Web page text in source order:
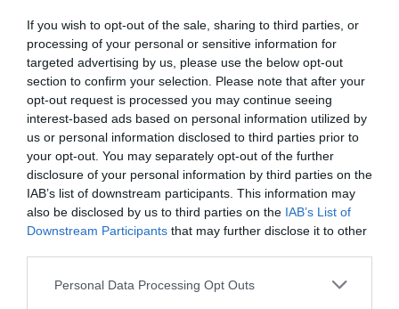
If you wish to opt-out of the sale, sharing to third parties, or
processing of your personal or sensitive information for
targeted advertising by us, please use the below opt-out
section to confirm your selection. Please note that after your
opt-out request is processed you may continue seeing
interest-based ads based on personal information utilized by
us or personal information disclosed to third parties prior to
your opt-out. You may separately opt-out of the further
disclosure of your personal information by third parties on the
IAB’s list of downstream participants. This information may
also be disclosed by us to third parties on the IAB’s List of
Downstream Participants that may further disclose it to other
Personal Data Processing Opt Outs
Registrarse
EN
Registrarse
Iniciar sesión
Sobre el autor
Mercè Camps
Farmacéutica, Académica de la RAFC, CEO en
Gabinete Técnico Farmacéutico M. Camps
Directora y fundadora de Gabinete Técnico
asesoría técnico farmacéutica, especializada en